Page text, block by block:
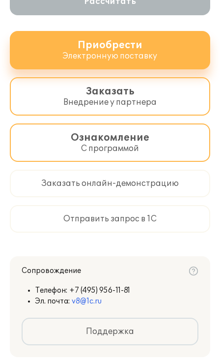
Приобрести
Электронную поставку
Заказать
Внедрение у партнера
Ознакомление
С программой
Заказать онлайн-демонстрацию
Отправить запрос в 1С
Сопровождение
Телефон: +7 (495) 956-11-81
Эл. почта: v8@1c.ru
Поддержка